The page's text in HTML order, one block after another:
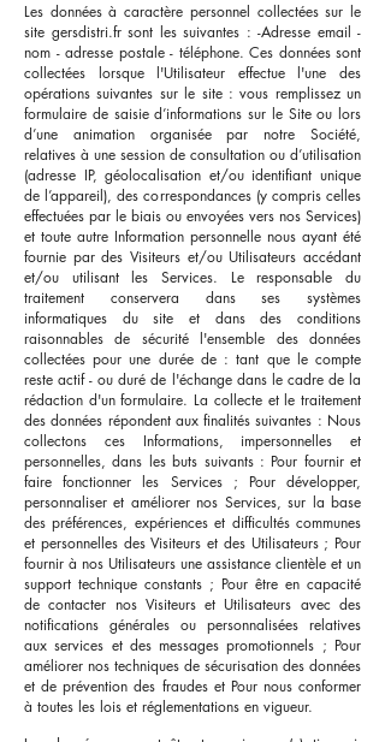
Les données à caractère personnel collectées sur le
site gersdistri.fr sont les suivantes : -Adresse email -
nom - adresse postale - téléphone. Ces données sont
collectées lorsque l'Utilisateur effectue l'une des
opérations suivantes sur le site : vous remplissez un
formulaire de saisie d’informations sur le Site ou lors
d’une animation organisée par notre Société,
relatives à une session de consultation ou d’utilisation
(adresse IP, géolocalisation et/ou identifiant unique
de l’appareil), des correspondances (y compris celles
effectuées par le biais ou envoyées vers nos Services)
et toute autre Information personnelle nous ayant été
fournie par des Visiteurs et/ou Utilisateurs accédant
et/ou utilisant les Services. Le responsable du
traitement conservera dans ses systèmes
informatiques du site et dans des conditions
raisonnables de sécurité l'ensemble des données
collectées pour une durée de : tant que le compte
reste actif - ou duré de l'échange dans le cadre de la
rédaction d'un formulaire. La collecte et le traitement
des données répondent aux finalités suivantes : Nous
collectons ces Informations, impersonnelles et
personnelles, dans les buts suivants : Pour fournir et
faire fonctionner les Services ; Pour développer,
personnaliser et améliorer nos Services, sur la base
des préférences, expériences et difficultés communes
et personnelles des Visiteurs et des Utilisateurs ; Pour
fournir à nos Utilisateurs une assistance clientèle et un
support technique constants ; Pour être en capacité
de contacter nos Visiteurs et Utilisateurs avec des
notifications générales ou personnalisées relatives
aux services et des messages promotionnels ; Pour
améliorer nos techniques de sécurisation des données
et de prévention des fraudes et Pour nous conformer
à toutes les lois et réglementations en vigueur.